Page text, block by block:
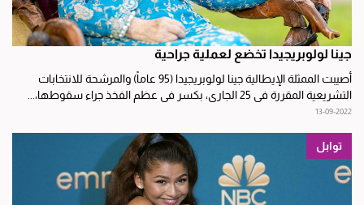
جينا لولوبريجيدا تخضع لعملية جراحية
أصيبت الممثلة الإيطالية جينا لولوبريجيدا (95 عاماً) والمرشحة للانتخابات
التشريعية المقررة في 25 الجاري، بكسر في عظم الفخذ جراء سقوطها،...
13-09-2022
توابل